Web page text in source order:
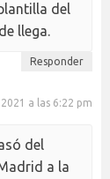
del
llega.
Responder
a las 6:22 pm
del
a la